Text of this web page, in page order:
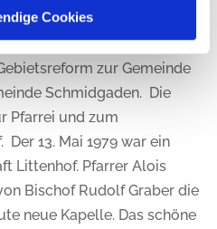
Cookies
Grafen Schloßberg.
zur Gemeinde
Schmidgaden. Die
Pfarrei und zum
13. Mai 1979 war ein
Littenhof. Pfarrer Alois
Bischof Rudolf Graber die
neue Kapelle. Das schöne